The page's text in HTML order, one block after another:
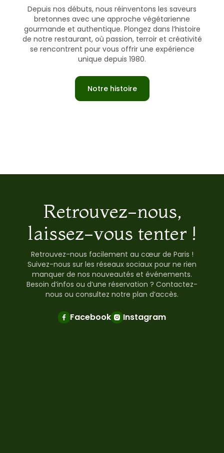
Depuis nos débuts, nous réinventons les saveurs
bretonnes avec une approche végétarienne
gourmande et authentique. Plongez dans l’histoire
de notre restaurant, où passion, terroir et créativité
se rencontrent pour vous offrir une expérience
unique depuis 1980.
Notre histoire
Retrouvez-nous,
laissez-vous tenter !
Retrouvez-nous facilement au cœur de Paris !
Suivez-nous sur les réseaux sociaux pour ne rien
manquer de nos nouveautés et événements.
Besoin d’infos ou d’une réservation ? Contactez-
nous ou consultez notre plan d’accès.
Facebook Instagram